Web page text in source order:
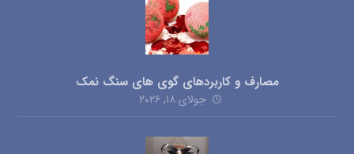
مصارف و کاربردهای گوی های سنگ نمک
جولای ۱۸, ۲۰۲۶